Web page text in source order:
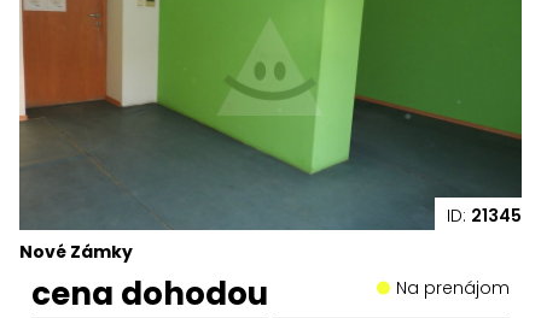
ID: 21345
Nové Zámky
cena dohodou Na prenájom